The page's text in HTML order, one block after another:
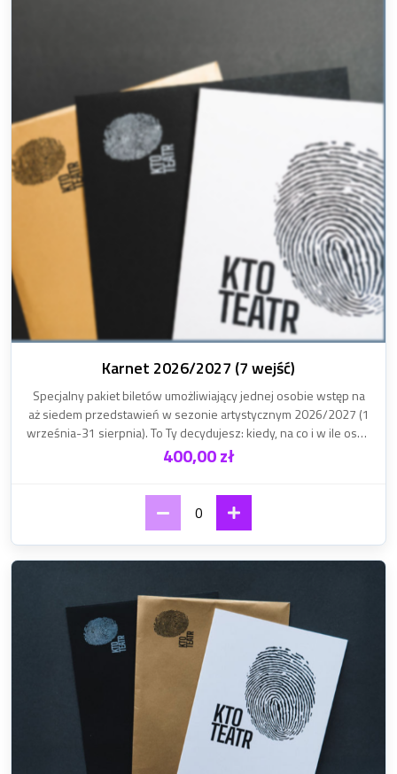
Nazwa produktu:
Karnet 2026/2027 (7 wejść)
Opis produktu:
Specjalny pakiet biletów umożliwiający jednej osobie wstęp na
aż siedem przedstawień w sezonie artystycznym 2026/2027 (1
września-31 sierpnia). To Ty decydujesz: kiedy, na co i w ile osób
do nas przyjdziecie w ramach karnetu. Właściciel Karnetu
teatralnego posiada również wiele dodatkowych przywilejów.
wrażenia bez limitu.
Label_unit_price:
400,00 zł
0
Produkt 2